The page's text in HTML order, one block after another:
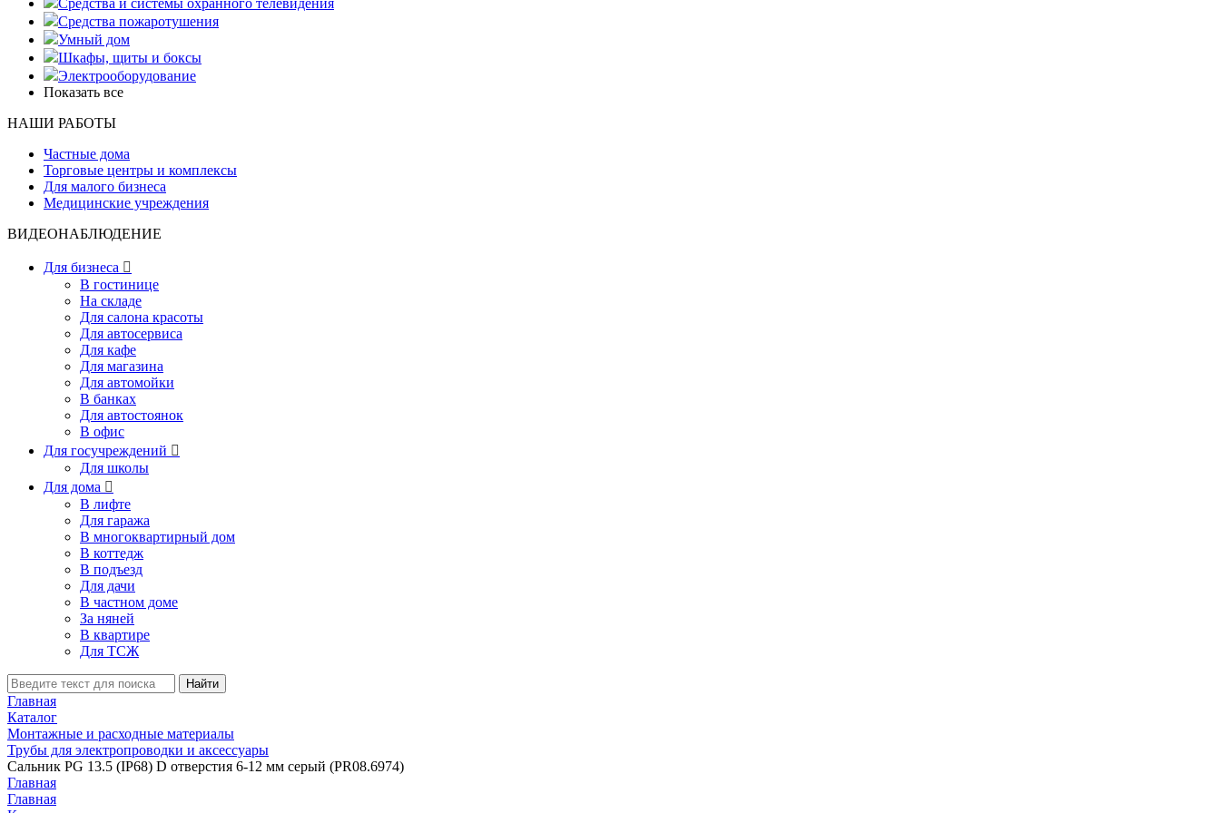
Средства и системы охранного телевидения
Средства пожаротушения
Умный дом
Шкафы, щиты и боксы
Электрооборудование
Показать все
НАШИ РАБОТЫ
Частные дома
Торговые центры и комплексы
Для малого бизнеса
Медицинские учреждения
ВИДЕОНАБЛЮДЕНИЕ
Для бизнеса 
В гостинице
На складе
Для салона красоты
Для автосервиса
Для кафе
Для магазина
Для автомойки
В банках
Для автостоянок
В офис
Для госучреждений 
Для школы
Для дома 
В лифте
Для гаража
В многоквартирный дом
В коттедж
В подъезд
Для дачи
В частном доме
За няней
В квартире
Для ТСЖ
Найти
Главная
Каталог
Монтажные и расходные материалы
Трубы для электропроводки и аксессуары
Сальник PG 13.5 (IP68) D отверстия 6-12 мм серый (PR08.6974)
Главная
Главная